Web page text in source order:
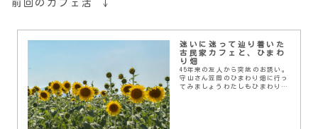
前回のカフェ活 ↓
迷いに迷って辿り着いた
古民家カフェと、ひまわ
り畑
45年来の友人から突然のお誘い。
守山さん笠岡のひまわり畑に行っ
てみましょうわたしもひまわり畑